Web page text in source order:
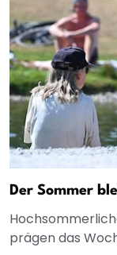
Der Sommer
prägen das